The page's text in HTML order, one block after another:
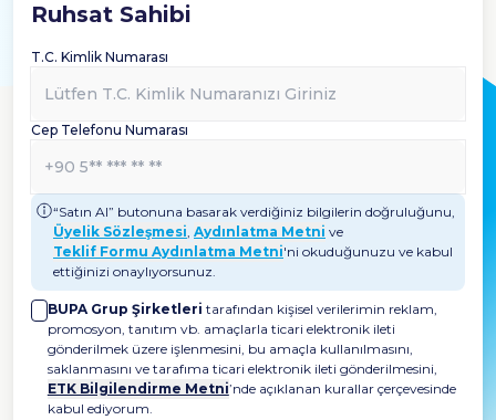
Ruhsat Sahibi
T.C. Kimlik Numarası
Cep Telefonu Numarası
“Satın Al” butonuna basarak verdiğiniz bilgilerin doğruluğunu,
Üyelik Sözleşmesi, Aydınlatma Metni ve
Teklif Formu Aydınlatma Metni'ni okuduğunuzu ve kabul
ettiğinizi onaylıyorsunuz.
BUPA Grup Şirketleri tarafından kişisel verilerimin reklam,
promosyon, tanıtım vb. amaçlarla ticari elektronik ileti
gönderilmek üzere işlenmesini, bu amaçla kullanılmasını,
saklanmasını ve tarafıma ticari elektronik ileti gönderilmesini,
ETK Bilgilendirme Metni’nde açıklanan kurallar çerçevesinde
kabul ediyorum.